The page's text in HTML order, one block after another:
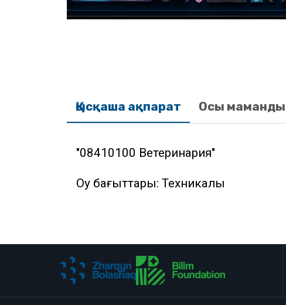
Қысқаша ақпарат Осы
"08410100 Ветеринария"
Оқу бағыттары: Техникалық